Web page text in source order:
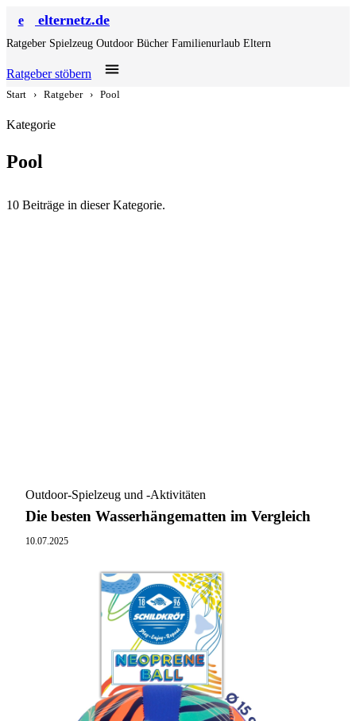
e elternetz.de
Ratgeber Spielzeug Outdoor Bücher Familienurlaub Eltern
Ratgeber stöbern
Start › Ratgeber › Pool
Kategorie
Pool
10 Beiträge in dieser Kategorie.
Outdoor-Spielzeug und -Aktivitäten
Die besten Wasserhängematten im Vergleich
10.07.2025